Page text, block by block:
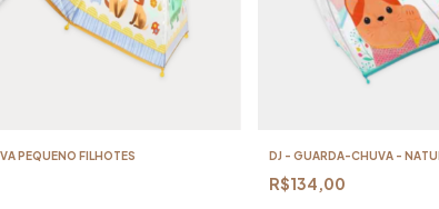
PEQUENO FILHOTES DJ - GUARDA-CHUVA -
R$134,00